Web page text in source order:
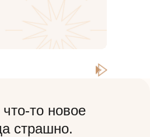
то новое
страшно.